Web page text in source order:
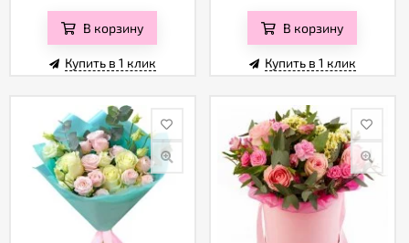
В корзину
Купить в 1 клик
В корзину
Купить в 1 клик